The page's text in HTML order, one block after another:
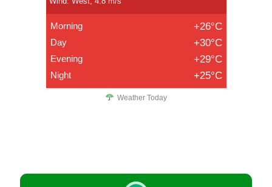
Morning +26°C
Day +30°C
Evening +29°C
Night +25°C
Weather Today